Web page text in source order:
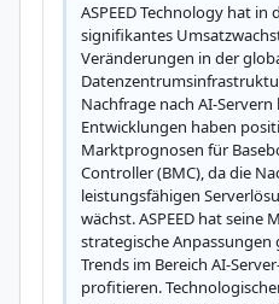
ASPEED Technology hat in
signifikantes
Veränderungen in der
Nachfrage nach AI-
Entwicklungen haben
Marktprognosen für
Controller (BMC), da die
leistungsfähigen
wächst. ASPEED hat seine
strategische
Trends im Bereich AI-
profitieren.